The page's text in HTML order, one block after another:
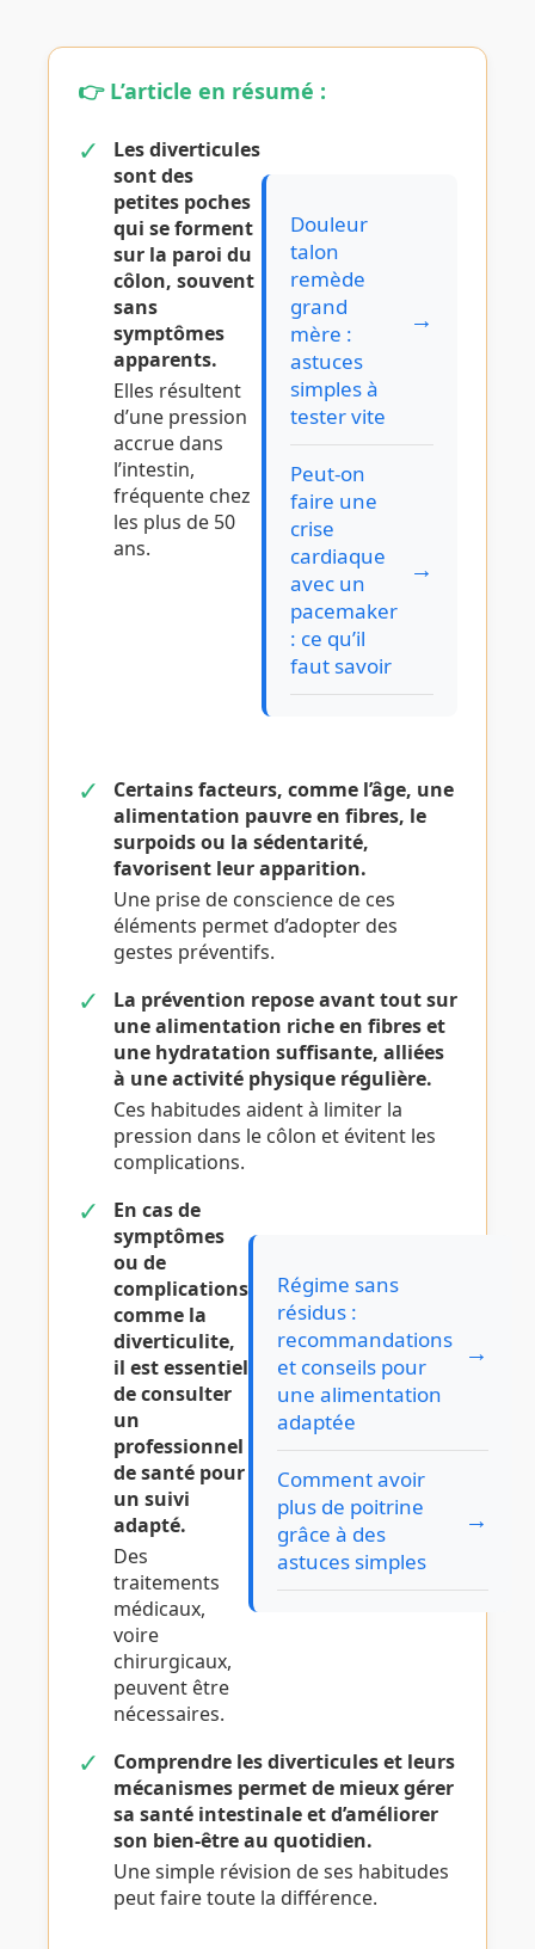
👉 L’article en résumé :
✓ Lesdiverticules
sont des
petites poches
qui se forment
sur la paroi du
côlon, souvent
sans
symptômes
apparents.
Elles résultent
d’une pression
accrue dans
l’intestin,
fréquente chez
les plus de 50
ans.
Douleur
talon
remède
grand
mère :
astuces
simples à
tester vite
→
Peut-on
faire une
crise
cardiaque
avec un
pacemaker
: ce qu’il
faut savoir
→
✓
Certains facteurs, comme l’âge, une
alimentation pauvre en fibres, le
surpoids ou la sédentarité,
favorisent leur apparition.
Une prise de conscience de ces
éléments permet d’adopter des
gestes préventifs.
✓
La prévention repose avant tout sur
une alimentation riche en fibres et
une hydratation suffisante, alliées
à une activité physique régulière.
Ces habitudes aident à limiter la
pression dans le côlon et évitent les
complications.
✓
En cas de
symptômes
ou de
complications
comme la
diverticulite,
il est essentiel
de consulter
un
professionnel
de santé pour
un suivi
adapté.
Des
traitements
médicaux,
voire
chirurgicaux,
peuvent être
nécessaires.
Régime sans
résidus :
recommandations
et conseils pour
une alimentation
adaptée
→
Comment avoir
plus de poitrine
grâce à des
astuces simples
→
✓ Comprendre lesdiverticuleset leurs
mécanismes permet de mieux gérer
sa santé intestinale et d’améliorer
son bien-être au quotidien.
Une simple révision de ses habitudes
peut faire toute la différence.